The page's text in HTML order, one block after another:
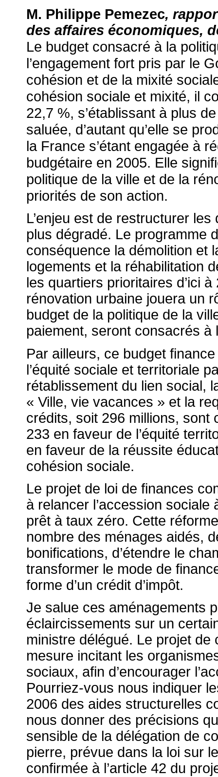
M. Philippe Pemezec,
des affaires économiques,
Le budget consacré à la
l’engagement fort pris par le
cohésion et de la mixité
cohésion sociale et mixité, il
22,7 %, s’établissant à plus
saluée, d’autant qu’elle se
la France s’étant engagée à
budgétaire en 2005. Elle
politique de la ville et de la
priorités de son action.
L’enjeu est de restructurer
plus dégradé. Le programme
conséquence la démolition et
logements et la réhabilitation
les quartiers prioritaires d’ici
rénovation urbaine jouera un
budget de la politique de la
paiement, seront consacrés à
Par ailleurs, ce budget
l’équité sociale et territoriale
rétablissement du lien social,
« Ville, vie vacances » et la
crédits, soit 296 millions, sont
233 en faveur de l’équité
en faveur de la réussite
cohésion sociale.
Le projet de loi de finances
à relancer l’accession
prêt à taux zéro. Cette
nombre des ménages aidés,
bonifications, d’étendre le
transformer le mode de
forme d’un crédit d’impôt.
Je salue ces aménagements
éclaircissements sur un
ministre délégué. Le projet
mesure incitant les
sociaux, afin d’encourager
Pourriez-vous nous indiquer
2006 des aides structurelles
nous donner des précisions
sensible de la délégation de
pierre, prévue dans la loi sur
confirmée à l’article 42 du